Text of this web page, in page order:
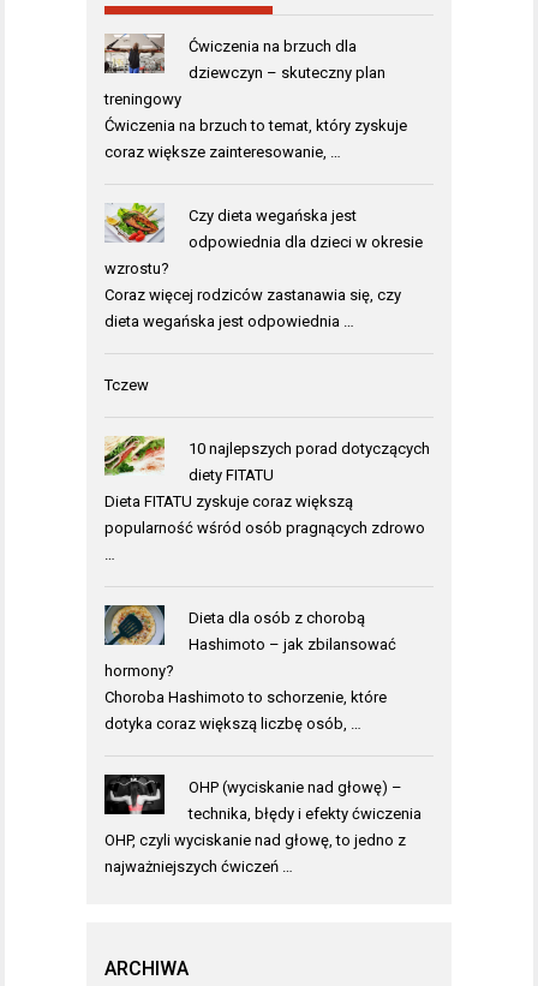
Ćwiczenia na brzuch dla
dziewczyn – skuteczny plan
treningowy
Ćwiczenia na brzuch to temat, który zyskuje
coraz większe zainteresowanie, …
Czy dieta wegańska jest
odpowiednia dla dzieci w okresie
wzrostu?
Coraz więcej rodziców zastanawia się, czy
dieta wegańska jest odpowiednia …
Tczew
10 najlepszych porad dotyczących
diety FITATU
Dieta FITATU zyskuje coraz większą
popularność wśród osób pragnących zdrowo
…
Dieta dla osób z chorobą
Hashimoto – jak zbilansować
hormony?
Choroba Hashimoto to schorzenie, które
dotyka coraz większą liczbę osób, …
OHP (wyciskanie nad głowę) –
technika, błędy i efekty ćwiczenia
OHP, czyli wyciskanie nad głowę, to jedno z
najważniejszych ćwiczeń …
ARCHIWA